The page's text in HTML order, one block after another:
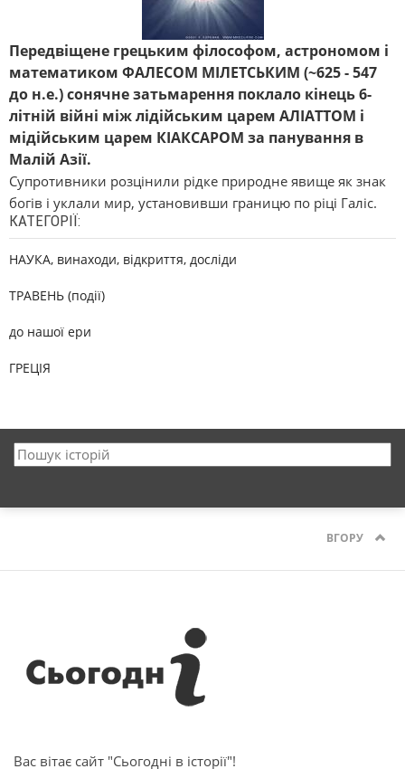
Передвіщене грецьким філософом, астрономом і
математиком ФАЛЕСОМ МІЛЕТСЬКИМ (~625 - 547
до н.е.) сонячне затьмарення поклало кінець 6-
літній війні між лідійським царем АЛІАТТОМ і
мідійським царем КІАКСАРОМ за панування в
Малій Азії.
Супротивники розцінили рідке природне явище як знак
богів і уклали мир, установивши границю по ріці Галіс.
КАТЕГОРІЇ:
НАУКА, винаходи, відкриття, досліди
ТРАВЕНЬ (події)
до нашої ери
ГРЕЦІЯ
ВГОРУ
Вас вітає сайт "Сьогодні в історії"!